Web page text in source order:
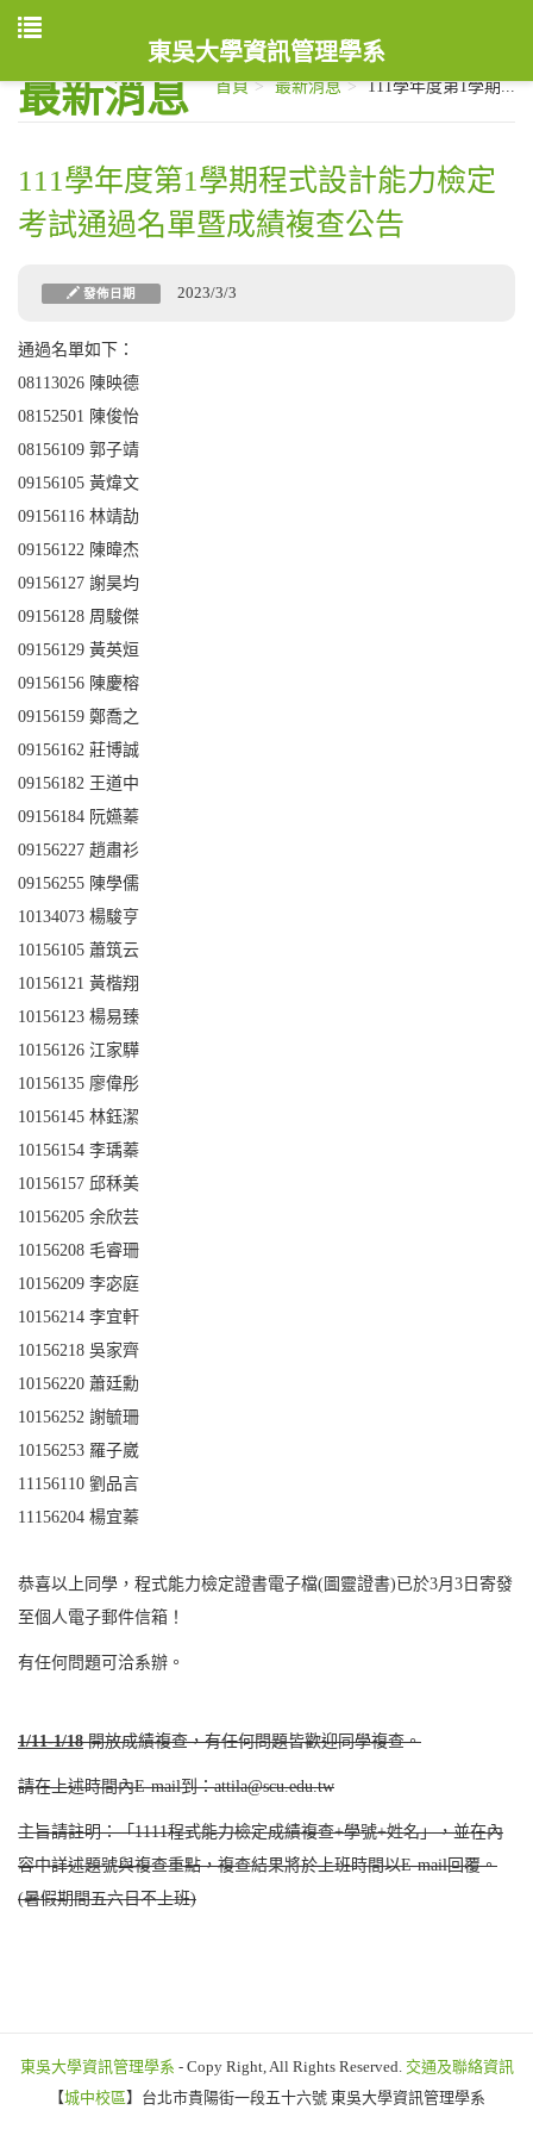
東吳大學資訊管理學系
最新消息 首頁 最新消息 111學年度第1學期...
111學年度第1學期程式設計能力檢定
考試通過名單暨成績複查公告
發佈日期 2023/3/3
通過名單如下：
08113026 陳映德
08152501 陳俊怡
08156109 郭子靖
09156105 黃煒文
09156116 林靖劼
09156122 陳暐杰
09156127 謝昊均
09156128 周駿傑
09156129 黃英烜
09156156 陳慶榕
09156159 鄭喬之
09156162 莊博誠
09156182 王道中
09156184 阮嬿蓁
09156227 趙肅衫
09156255 陳學儒
10134073 楊駿亨
10156105 蕭筑云
10156121 黃楷翔
10156123 楊易臻
10156126 江家驊
10156135 廖偉彤
10156145 林鈺潔
10156154 李瑀蓁
10156157 邱秝美
10156205 余欣芸
10156208 毛睿珊
10156209 李宓庭
10156214 李宜軒
10156218 吳家齊
10156220 蕭廷勳
10156252 謝毓珊
10156253 羅子崴
11156110 劉品言
11156204 楊宜蓁
恭喜以上同學，程式能力檢定證書電子檔(圖靈證書)已於3月3日寄發
至個人電子郵件信箱！
有任何問題可洽系辦。
1/11-1/18開放成績複查，有任何問題皆歡迎同學複查。
請在上述時間內E-mail到：attila@scu.edu.tw
主旨請註明：「1111程式能力檢定成績複查+學號+姓名」，並在內
容中詳述題號與複查重點，複查結果將於上班時間以E-mail回覆。
(暑假期間五六日不上班)
東吳大學資訊管理學系 - Copy Right, All Rights Reserved. 交通及聯絡資訊
【城中校區】台北市貴陽街一段五十六號 東吳大學資訊管理學系